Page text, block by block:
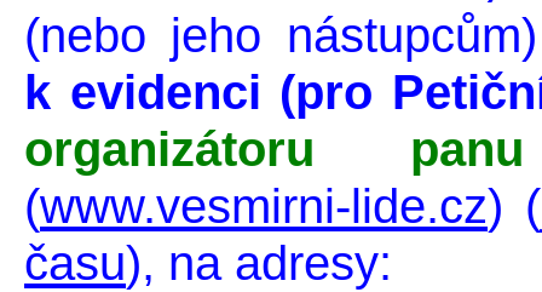
(nebo jeho nástupcům)
k evidenci (pro
organizátoru panu
(www.vesmirni-lide.cz)
času), na adresy: